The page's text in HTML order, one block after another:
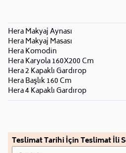
Hera Makyaj Aynası
Hera Makyaj Masası
Hera Komodin
Hera Karyola 160X200 Cm
Hera 2 Kapaklı Gardırop
Hera Başlık 160 Cm
Hera 4 Kapaklı Gardırop
Teslimat Tarihi İçin Teslimat İli